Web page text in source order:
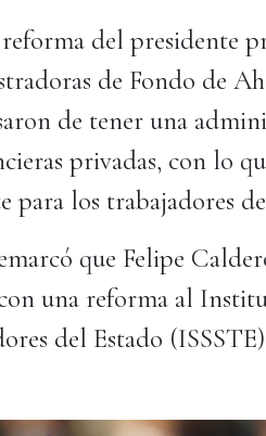
del presidente
de Fondo de
de tener una
privadas, con lo
los trabajadores
que Felipe
una reforma al
del Estado